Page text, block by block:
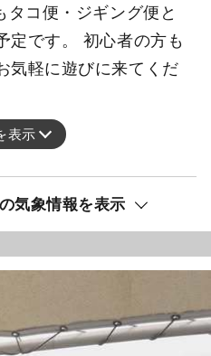
タコ便・ジギング便と
定です。 初心者の方も
気軽に遊びに来てくだ
表示
気象情報を表示